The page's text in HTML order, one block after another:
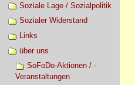
Soziale Lage / Sozialpolitik
Sozialer Widerstand
Links
über uns
SoFoDo-Aktionen / -
Veranstaltungen